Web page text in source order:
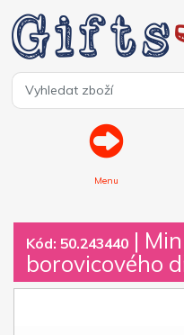
Menu
Kód: 50.243440 |
borovicového